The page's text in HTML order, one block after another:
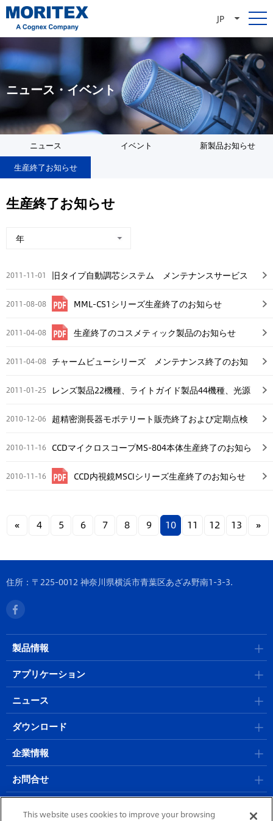
JP
ニュース・イベント
ニュース イベント
新製品お知らせ
生産終了お知らせ
生産終了お知らせ
2011-11-01
旧タイプ自動調芯システム メンテナンスサービス
2011-08-08 MML-CS1シリーズ生産終了のお知らせ
2011-04-08 生産終了のコスメティック製品のお知らせ
2011-04-08 チャームビューシリーズ メンテナンス終了のお知
2011-01-25
レンズ製品22機種、ライトガイド製品44機種、光源
せ
2010-12-06
超精密測長器モボテリート販売終了および定期点検
2010-11-16
CCDマイクロスコープMS-804本体生産終了のお知ら
2010-11-16 CCD内視鏡MSCIシリーズ生産終了のお知らせ
« 4 5 6 7 8 9 10 11 12 13 »
住所：〒225-0012 神奈川県横浜市青葉区あざみ野南1-3-3.
製品情報
アプリケーション
ニュース
ダウンロード
企業情報
お問合せ
This website uses cookies to improve your browsing